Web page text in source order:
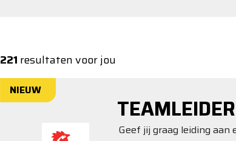
221 resultaten voor jou
NIEUW
Geef jij graag leiding aan